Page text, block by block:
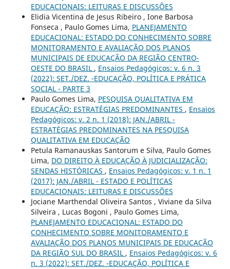
EDUCACIONAIS: LEITURAS E DISCUSSÕES
Elidia Vicentina de Jesus Ribeiro , Ione Barbosa
Fonseca , Paulo Gomes Lima, PLANEJAMENTO
EDUCACIONAL: ESTADO DO CONHECIMENTO SOBRE
MONITORAMENTO E AVALIAÇÃO DOS PLANOS
MUNICIPAIS DE EDUCAÇÃO DA REGIÃO CENTRO-
OESTE DO BRASIL , Ensaios Pedagógicos: v. 6 n. 3
(2022): SET./DEZ. -EDUCAÇÃO, POLÍTICA E PRÁTICA
SOCIAL - PARTE 3
Paulo Gomes Lima, PESQUISA QUALITATIVA EM
EDUCAÇÃO: ESTRATÉGIAS PREDOMINANTES , Ensaios
Pedagógicos: v. 2 n. 1 (2018): JAN./ABRIL -
ESTRATÉGIAS PREDOMINANTES NA PESQUISA
QUALITATIVA EM EDUCAÇÃO
Petula Ramanauskas Santorum e Silva, Paulo Gomes
Lima, DO DIREITO À EDUCAÇÃO À JUDICIALIZAÇÃO:
SENDAS HISTÓRICAS , Ensaios Pedagógicos: v. 1 n. 1
(2017): JAN./ABRIL - ESTADO E POLÍTICAS
EDUCACIONAIS: LEITURAS E DISCUSSÕES
Jociane Marthendal Oliveira Santos , Viviane da Silva
Silveira , Lucas Bogoni , Paulo Gomes Lima,
PLANEJAMENTO EDUCACIONAL: ESTADO DO
CONHECIMENTO SOBRE MONITORAMENTO E
AVALIAÇÃO DOS PLANOS MUNICIPAIS DE EDUCAÇÃO
DA REGIÃO SUL DO BRASIL , Ensaios Pedagógicos: v. 6
n. 3 (2022): SET./DEZ. -EDUCAÇÃO, POLÍTICA E